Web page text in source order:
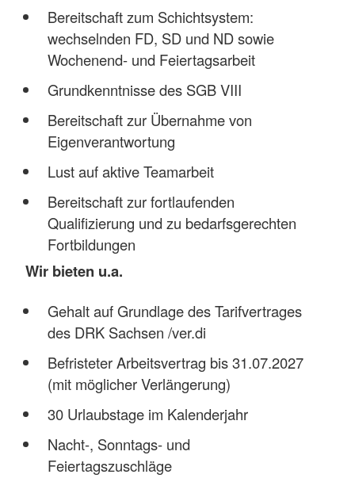
Bereitschaft zum Schichtsystem:
wechselnden FD, SD und ND sowie
Wochenend- und Feiertagsarbeit
Grundkenntnisse des SGB VIII
Bereitschaft zur Übernahme von
Eigenverantwortung
Lust auf aktive Teamarbeit
Bereitschaft zur fortlaufenden
Qualifizierung und zu bedarfsgerechten
Fortbildungen
Wir bieten u.a.
Gehalt auf Grundlage des Tarifvertrages
des DRK Sachsen /ver.di
Befristeter Arbeitsvertrag bis 31.07.2027
(mit möglicher Verlängerung)
30 Urlaubstage im Kalenderjahr
Nacht-, Sonntags- und
Feiertagszuschläge